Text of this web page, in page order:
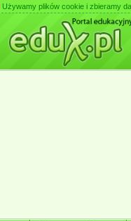
Używamy plików cookie i zbieramy